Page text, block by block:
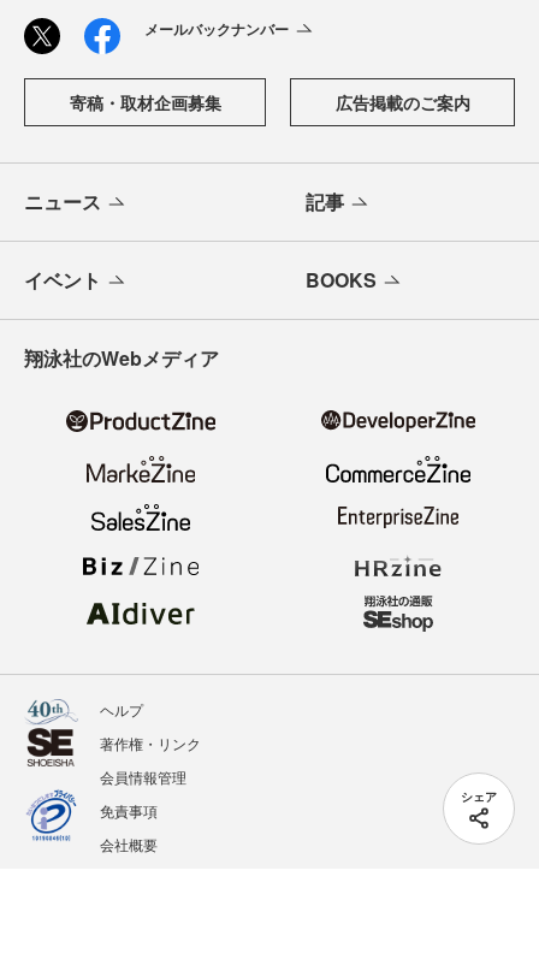
シェア
メールバックナンバー
寄稿・取材企画募集 広告掲載のご案内
ニュース 記事
イベント BOOKS
翔泳社のWebメディア
ヘルプ
著作権・リンク
会員情報管理
免責事項
会社概要